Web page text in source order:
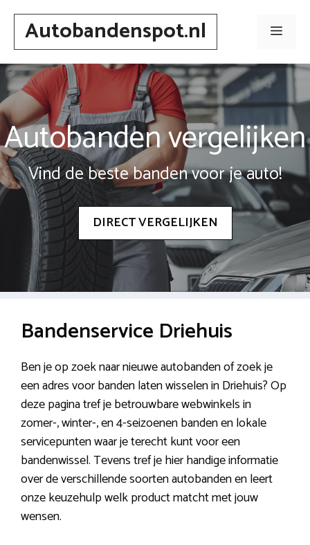
Spring
inhoudAutobandenspot.nl Menu
Autobanden vergelijken
Vind de beste banden voor je auto!
DIRECT VERGELIJKEN
Bandenservice Driehuis
Ben je op zoek naar nieuwe autobanden of zoek je
een adres voor banden laten wisselen in Driehuis? Op
deze pagina tref je betrouwbare webwinkels in
zomer-, winter-, en 4-seizoenen banden en lokale
servicepunten waar je terecht kunt voor een
bandenwissel. Tevens tref je hier handige informatie
over de verschillende soorten autobanden en leert
onze keuzehulp welk product matcht met jouw
wensen.